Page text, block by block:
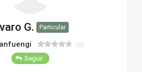
G. Particular
(0)
Seguir